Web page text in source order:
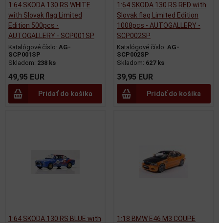
1:64 SKODA 130 RS WHITE
with Slovak flag Limited
Edition 500pcs -
AUTOGALLERY - SCP001SP
Katalógové číslo: AG-
SCP001SP
Skladom: 238 ks
49,95 EUR
Pridať do košíka
1:64 SKODA 130 RS RED with
Slovak flag Limited Edition
1008pcs - AUTOGALLERY -
SCP002SP
Katalógové číslo: AG-
SCP002SP
Skladom: 627 ks
39,95 EUR
Pridať do košíka
1:64 SKODA 130 RS BLUE with
1:18 BMW E46 M3 COUPE